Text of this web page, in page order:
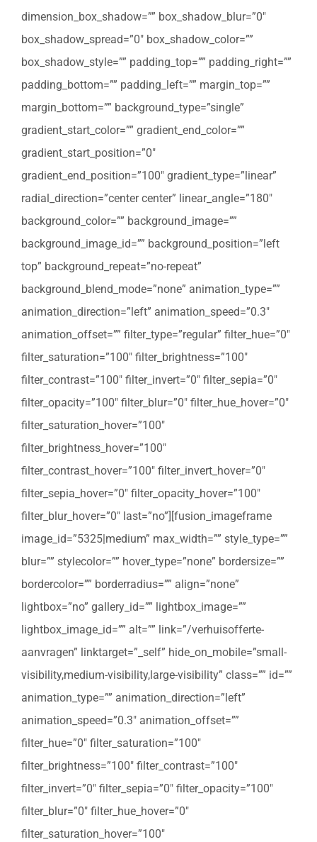
dimension_box_shadow=”” box_shadow_blur=”0″
box_shadow_spread=”0″ box_shadow_color=””
box_shadow_style=”” padding_top=”” padding_right=””
padding_bottom=”” padding_left=”” margin_top=””
margin_bottom=”” background_type=”single”
gradient_start_color=”” gradient_end_color=””
gradient_start_position=”0″
gradient_end_position=”100″ gradient_type=”linear”
radial_direction=”center center” linear_angle=”180″
background_color=”” background_image=””
background_image_id=”” background_position=”left
top” background_repeat=”no-repeat”
background_blend_mode=”none” animation_type=””
animation_direction=”left” animation_speed=”0.3″
animation_offset=”” filter_type=”regular” filter_hue=”0″
filter_saturation=”100″ filter_brightness=”100″
filter_contrast=”100″ filter_invert=”0″ filter_sepia=”0″
filter_opacity=”100″ filter_blur=”0″ filter_hue_hover=”0″
filter_saturation_hover=”100″
filter_brightness_hover=”100″
filter_contrast_hover=”100″ filter_invert_hover=”0″
filter_sepia_hover=”0″ filter_opacity_hover=”100″
filter_blur_hover=”0″ last=”no”][fusion_imageframe
image_id=”5325|medium” max_width=”” style_type=””
blur=”” stylecolor=”” hover_type=”none” bordersize=””
bordercolor=”” borderradius=”” align=”none”
lightbox=”no” gallery_id=”” lightbox_image=””
lightbox_image_id=”” alt=”” link=”/verhuisofferte-
aanvragen” linktarget=”_self” hide_on_mobile=”small-
visibility,medium-visibility,large-visibility” class=”” id=””
animation_type=”” animation_direction=”left”
animation_speed=”0.3″ animation_offset=””
filter_hue=”0″ filter_saturation=”100″
filter_brightness=”100″ filter_contrast=”100″
filter_invert=”0″ filter_sepia=”0″ filter_opacity=”100″
filter_blur=”0″ filter_hue_hover=”0″
filter_saturation_hover=”100″